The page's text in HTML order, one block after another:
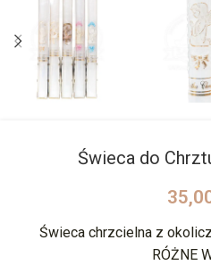
Świeca do
Świeca chrzcielna z
RÓŻNE